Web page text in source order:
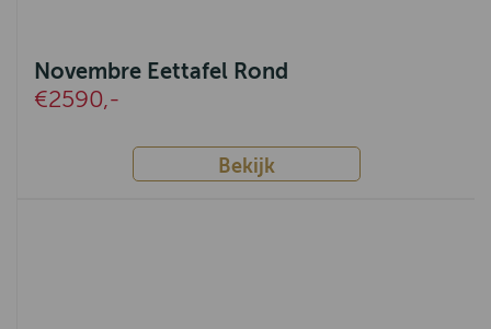
Novembre Eettafel Rond
€2590,-
Bekijk